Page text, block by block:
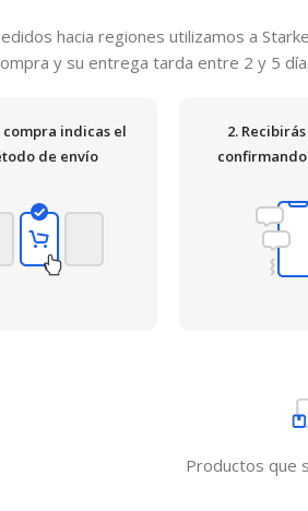
hacia regiones utilizamos a
y su entrega tarda entre 2 y 5
compra indicas el
de envío
2.
Productos que